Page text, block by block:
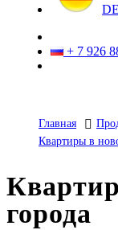
DE
+ 7 926
Главная
Квартиры в
города